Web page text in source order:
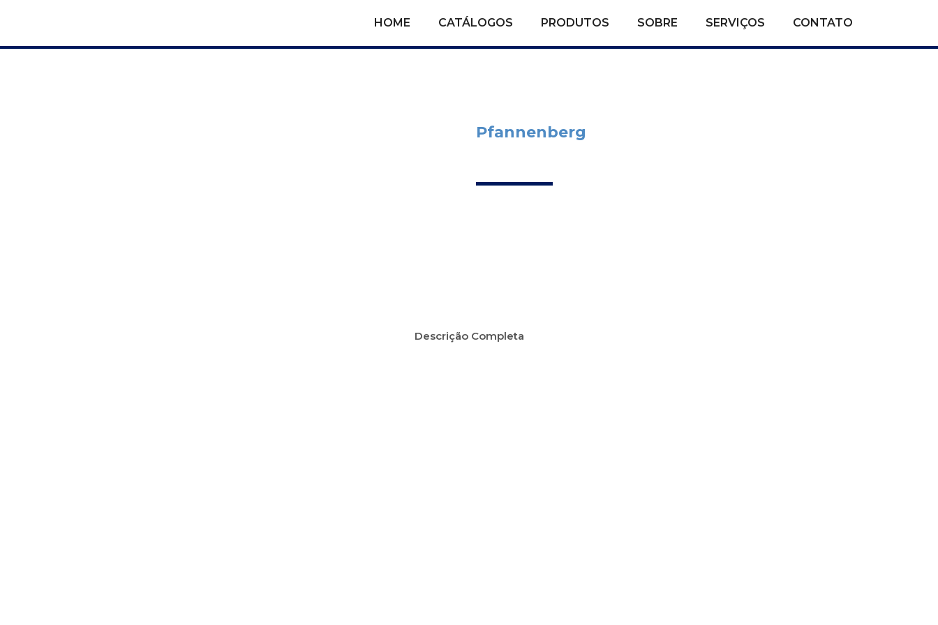
HOME CATÁLOGOS PRODUTOS SOBRE SERVIÇOS CONTATO
Pfannenberg
Descrição Completa